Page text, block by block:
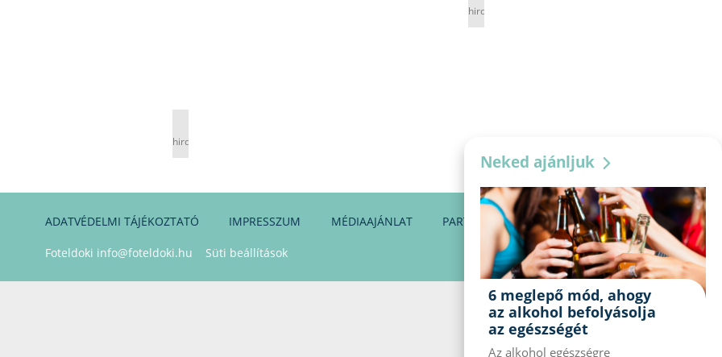
hirdetés
hirdetés
ADATVÉDELMI TÁJÉKOZTATÓ IMPRESSZUM MÉDIAAJÁNLAT PARTNEREINK KAPCSOLAT
Foteldoki info@foteldoki.hu Süti beállítások
Neked ajánljuk
6 meglepő mód, ahogy
az alkohol befolyásolja
az egészségét
Az alkohol egészségre